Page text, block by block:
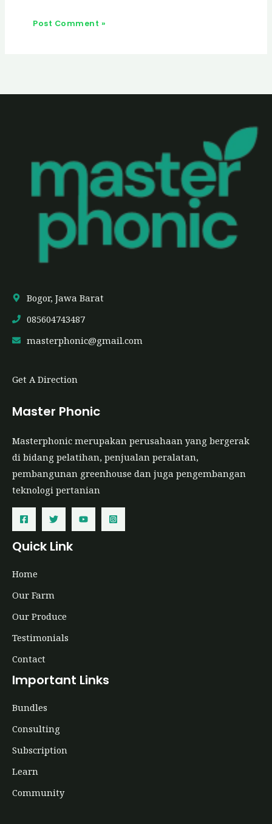
Bogor, Jawa Barat
085604743487
masterphonic@gmail.com
Get A Direction
Master Phonic
Masterphonic merupakan perusahaan yang bergerak
di bidang pelatihan, penjualan peralatan,
pembangunan greenhouse dan juga pengembangan
teknologi pertanian
Quick Link
Home
Our Farm
Our Produce
Testimonials
Contact
Important Links
Bundles
Consulting
Subscription
Learn
Community